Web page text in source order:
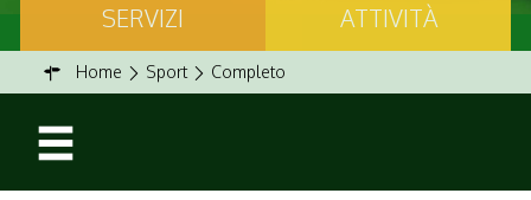
SERVIZI
ATTIVITÀ
Home Sport Completo